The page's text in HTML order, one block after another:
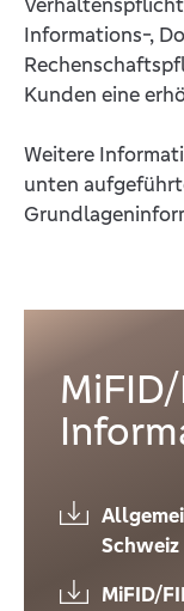
Informations-,
Kunden eine
Weitere
unten
Schweiz
MiFID/